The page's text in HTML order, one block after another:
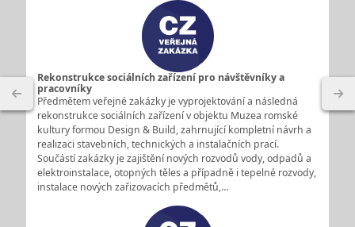
Rekonstrukce sociálních zařízení pro návštěvníky a
pracovníky
Předmětem veřejné zakázky je vyprojektování a následná
rekonstrukce sociálních zařízení v objektu Muzea romské
kultury formou Design & Build, zahrnující kompletní návrh a
realizaci stavebních, technických a instalačních prací.
Součástí zakázky je zajištění nových rozvodů vody, odpadů a
elektroinstalace, otopných těles a případně i tepelné rozvody,
instalace nových zařizovacích předmětů,…